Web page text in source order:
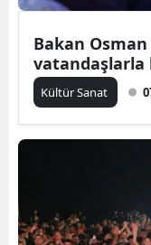
Bakan Osman
vatandaşlarla
Kültür Sanat